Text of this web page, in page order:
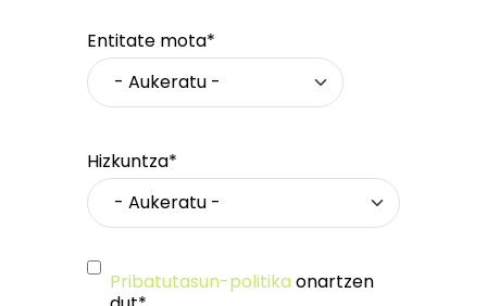
Entitate mota*
Hizkuntza*
Pribatutasun-politika onartzen